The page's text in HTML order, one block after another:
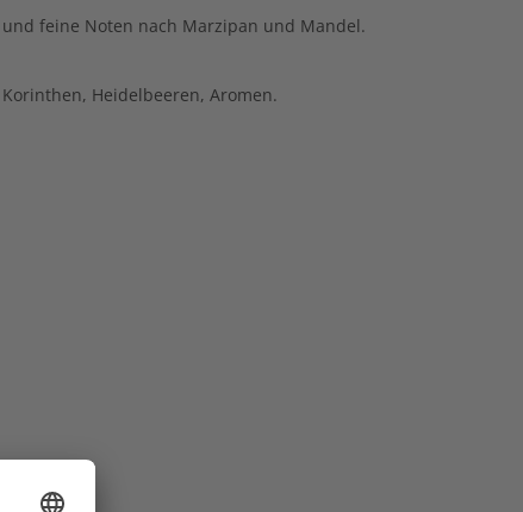
feine Noten nach Marzipan und Mandel.
Korinthen, Heidelbeeren, Aromen.